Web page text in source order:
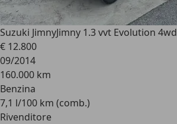
Suzuki JimnyJimny 1.3 vvt Evolution 4wd
€ 12.800
09/2014
160.000 km
Benzina
7,1 l/100 km (comb.)
Rivenditore